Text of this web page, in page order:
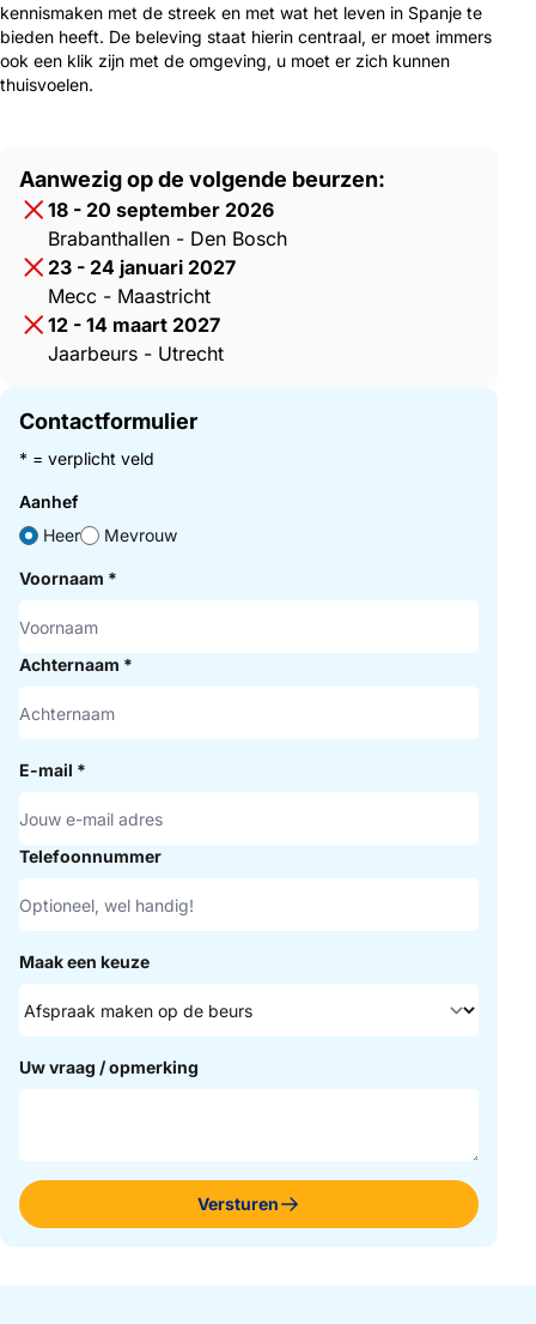
kennismaken met de streek en met wat het leven in Spanje te
bieden heeft. De beleving staat hierin centraal, er moet immers
ook een klik zijn met de omgeving, u moet er zich kunnen
thuisvoelen.
Aanwezig op de volgende beurzen:
18 - 20 september 2026
Brabanthallen - Den Bosch
23 - 24 januari 2027
Mecc - Maastricht
12 - 14 maart 2027
Jaarbeurs - Utrecht
Contactformulier
* = verplicht veld
Aanhef
Heer
Mevrouw
Voornaam *
Achternaam *
E-mail *
Telefoonnummer
Maak een keuze
Uw vraag / opmerking
Versturen